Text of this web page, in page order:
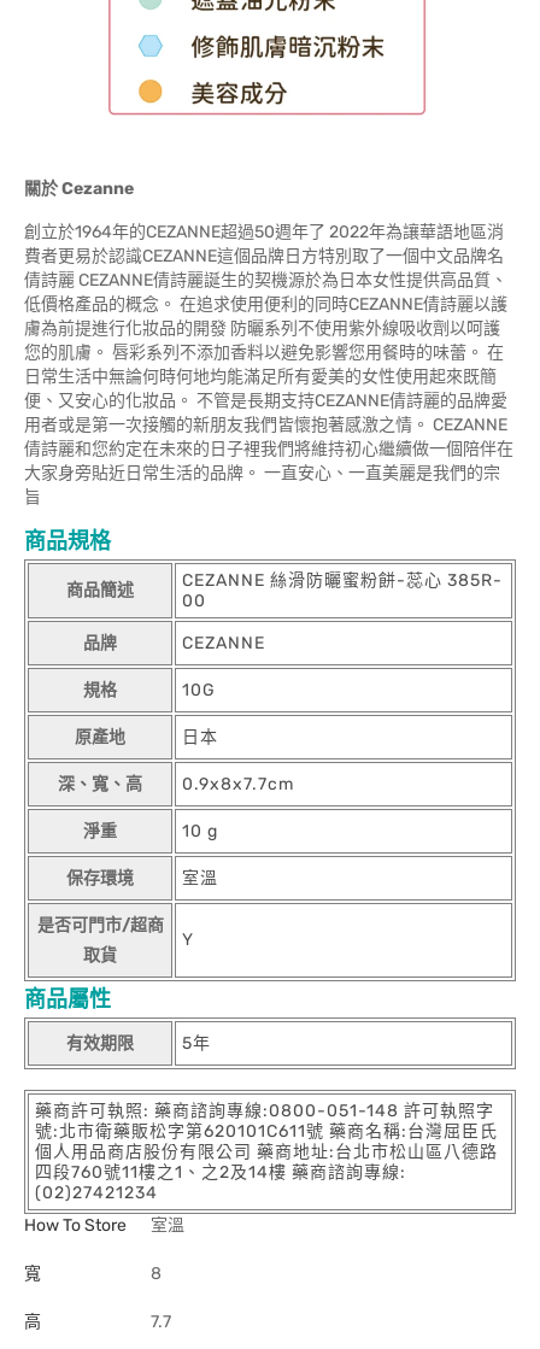
關於Cezanne
創立於1964年的CEZANNE超過50週年了 2022年為讓華語地區消
費者更易於認識CEZANNE這個品牌日方特別取了一個中文品牌名
倩詩麗 CEZANNE倩詩麗誕生的契機源於為日本女性提供高品質、
低價格產品的概念。 在追求使用便利的同時CEZANNE倩詩麗以護
膚為前提進行化妝品的開發 防曬系列不使用紫外線吸收劑以呵護
您的肌膚。 唇彩系列不添加香料以避免影響您用餐時的味蕾。 在
日常生活中無論何時何地均能滿足所有愛美的女性使用起來既簡
便、又安心的化妝品。 不管是長期支持CEZANNE倩詩麗的品牌愛
用者或是第一次接觸的新朋友我們皆懷抱著感激之情。 CEZANNE
倩詩麗和您約定在未來的日子裡我們將維持初心繼續做一個陪伴在
大家身旁貼近日常生活的品牌。 一直安心、一直美麗是我們的宗
旨
商品規格
商品簡述
CEZANNE 絲滑防曬蜜粉餅-蕊心 385R-
00
品牌 CEZANNE
規格 10G
原產地 日本
深、寬、高 0.9x8x7.7cm
淨重 10 g
保存環境 室溫
是否可門市/超商
取貨
Y
商品屬性
有效期限 5年
藥商許可執照: 藥商諮詢專線:0800-051-148 許可執照字
號:北市衛藥販松字第620101C611號 藥商名稱:台灣屈臣氏
個人用品商店股份有限公司 藥商地址:台北市松山區八德路
四段760號11樓之1、之2及14樓 藥商諮詢專線:
(02)27421234
How To Store
室溫
寬 8
高 7.7